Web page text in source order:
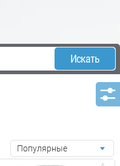
Искать
Популярные